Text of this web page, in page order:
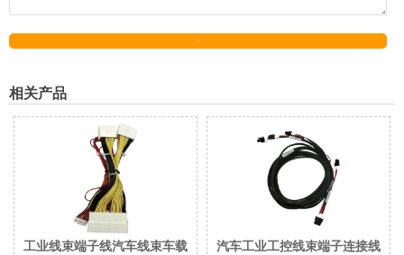
相关产品
工业线束端子线汽车线束车载
汽车工业工控线束端子连接线